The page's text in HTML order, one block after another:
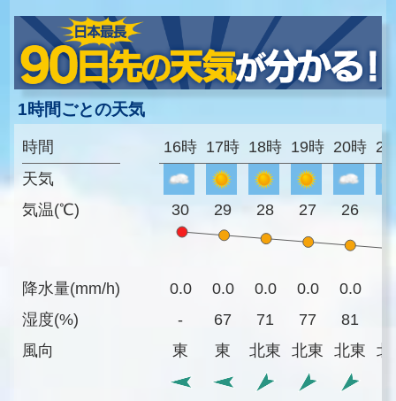
1時間ごとの天気
時間
天気
気温(℃)
降水量(mm/h)
湿度(%)
風向
16時 17時 18時 19時 20時
30 29 28 27 26
0.0 0.0 0.0 0.0 0.0
-
67 71 77 81
東
東 北東 北東 北東 北